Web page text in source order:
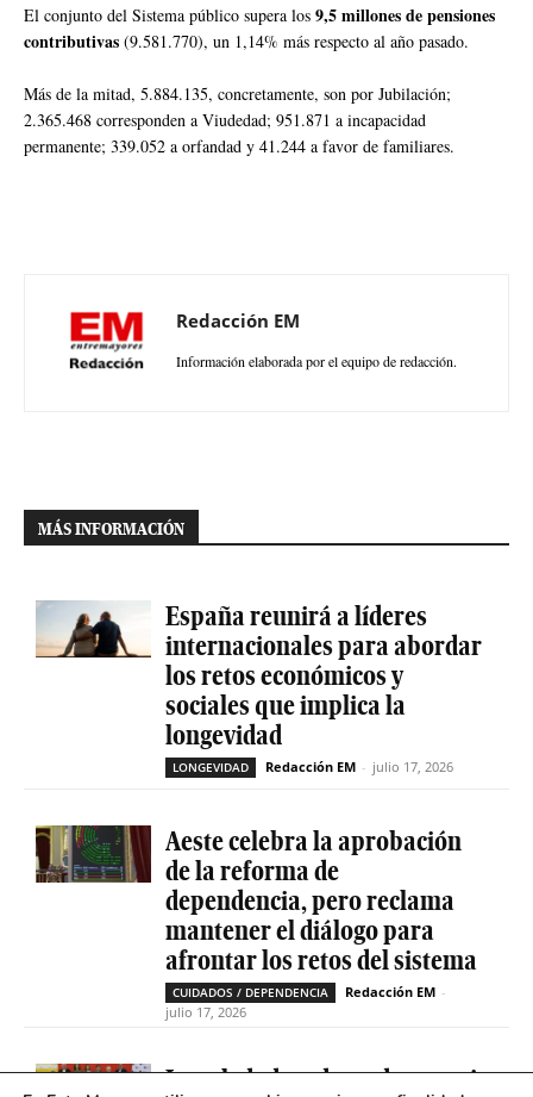
El conjunto del Sistema público supera los 9,5 millones de pensiones
contributivas (9.581.770), un 1,14% más respecto al año pasado.
Más de la mitad, 5.884.135, concretamente, son por Jubilación;
2.365.468 corresponden a Viudedad; 951.871 a incapacidad
permanente; 339.052 a orfandad y 41.244 a favor de familiares.
Redacción EM
Información elaborada por el equipo de redacción.
MÁS INFORMACIÓN
España reunirá a líderes
internacionales para abordar
los retos económicos y
sociales que implica la
longevidad
LONGEVIDAD Redacción EM - julio 17, 2026
Aeste celebra la aprobación
de la reforma de
dependencia, pero reclama
mantener el diálogo para
afrontar los retos del sistema
CUIDADOS / DEPENDENCIA Redacción EM -
julio 17, 2026
La soledad no deseada es casi